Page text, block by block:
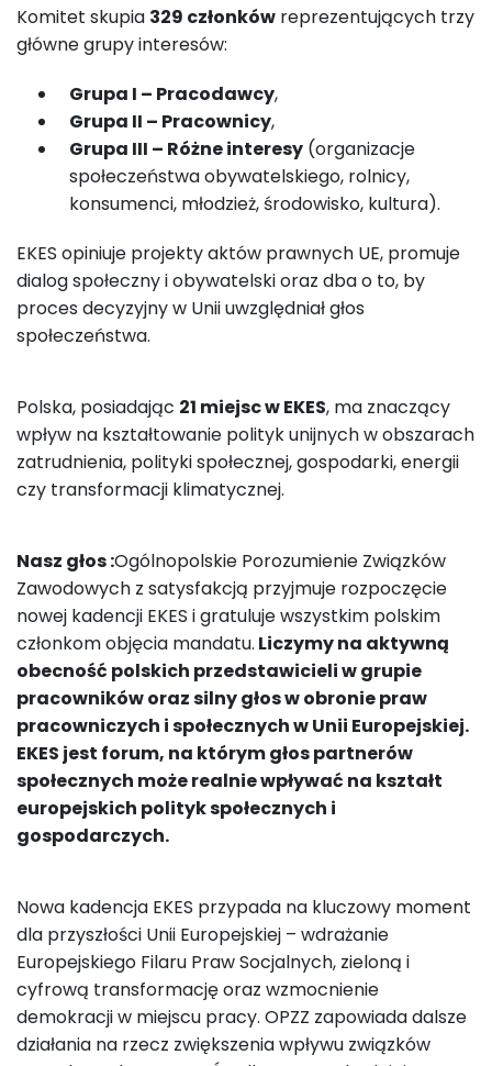
Komitet skupia 329 członków reprezentujących trzy
główne grupy interesów:
Grupa I – Pracodawcy,
Grupa II – Pracownicy,
Grupa III – Różne interesy (organizacje
społeczeństwa obywatelskiego, rolnicy,
konsumenci, młodzież, środowisko, kultura).
EKES opiniuje projekty aktów prawnych UE, promuje
dialog społeczny i obywatelski oraz dba o to, by
proces decyzyjny w Unii uwzględniał głos
społeczeństwa.
Polska, posiadając 21 miejsc w EKES, ma znaczący
wpływ na kształtowanie polityk unijnych w obszarach
zatrudnienia, polityki społecznej, gospodarki, energii
czy transformacji klimatycznej.
Nasz głos :Ogólnopolskie Porozumienie Związków
Zawodowych z satysfakcją przyjmuje rozpoczęcie
nowej kadencji EKES i gratuluje wszystkim polskim
członkom objęcia mandatu. Liczymy na aktywną
obecność polskich przedstawicieli w grupie
pracowników oraz silny głos w obronie praw
pracowniczych i społecznych w Unii Europejskiej.
EKES jest forum, na którym głos partnerów
społecznych może realnie wpływać na kształt
europejskich polityk społecznych i
gospodarczych.
Nowa kadencja EKES przypada na kluczowy moment
dla przyszłości Unii Europejskiej – wdrażanie
Europejskiego Filaru Praw Socjalnych, zieloną i
cyfrową transformację oraz wzmocnienie
demokracji w miejscu pracy. OPZZ zapowiada dalsze
działania na rzecz zwiększenia wpływu związków